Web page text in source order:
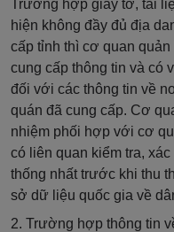
Trường hợp giấy tờ, tài
hiện không đầy đủ địa
cấp tỉnh thì cơ quan
cung cấp thông tin và có
đối với các thông tin về
quán đã cung cấp. Cơ
nhiệm phối hợp với cơ
có liên quan kiểm tra,
thống nhất trước khi thu
sở dữ liệu quốc gia về
2. Trường hợp thông tin